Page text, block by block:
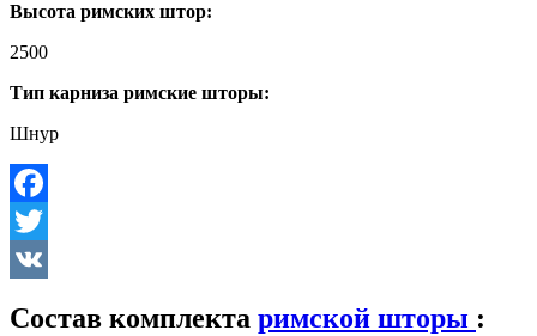
Высота римских штор:
2500
Тип карниза римские шторы:
Шнур
Facebook
Twitter
Состав комплекта римской шторы :